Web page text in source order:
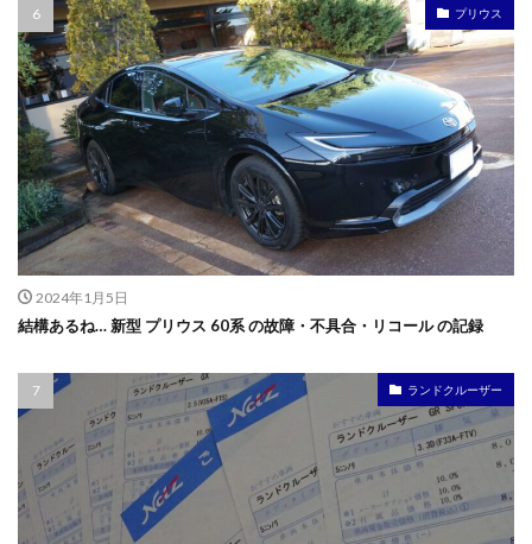
プリウス
2024年1月5日
結構あるね… 新型 プリウス 60系 の故障・不具合・リコール の記録
ランドクルーザー